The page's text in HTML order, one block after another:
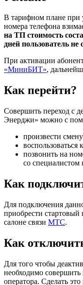
В тарифном плане при
номера телефона
на ТП стоимость
дней пользователь
При активации
«МиниБИТ»,
Как перейти?
Совершить переход с
Энерджи» можно с
произвести
воспользоваться
позвонить на
со специалистом
Как
Для подключения
приобрести
салоне связи МТС.
Как
Для того чтобы
необходимо совершить
оператора. Сделать